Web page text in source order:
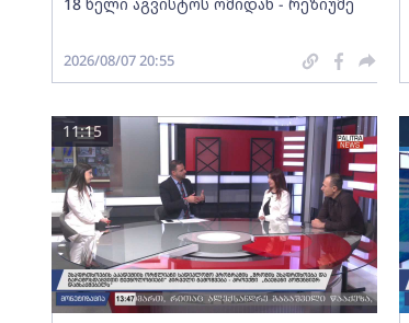
2026/08/07 20:55
11:15